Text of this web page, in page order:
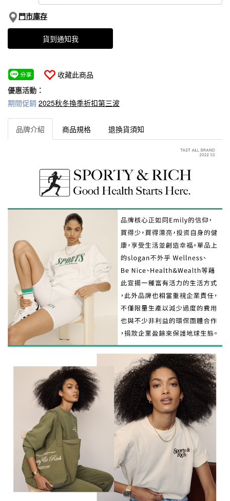
門市庫存
貨到通知我
收藏此商品
優惠活動：
期間促銷 2025秋冬換季折扣第三波
品牌介紹 商品規格 退換貨須知